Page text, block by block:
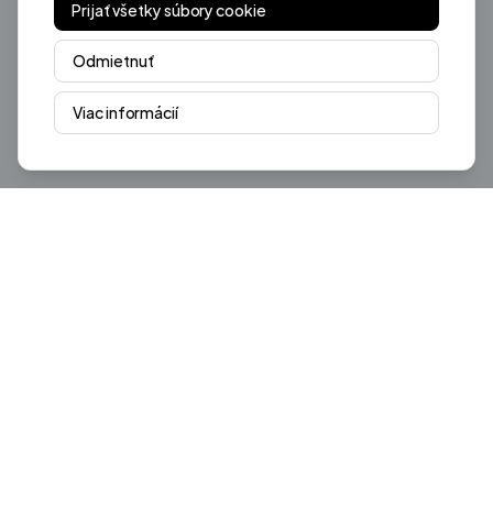
Prijať všetky súbory cookie
Odmietnuť
Viac informácií